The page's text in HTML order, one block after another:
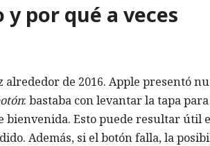
por qué a veces
de 2016. Apple presentó
: bastaba con levantar la tapa
Esto puede resultar útil
Además, si el botón falla, la